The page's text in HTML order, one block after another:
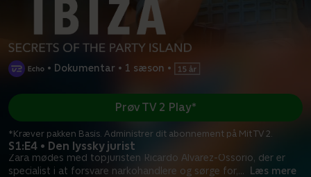
• Dokumentar • 1 sæson •
S1:E4 • Den lyssky jurist
Zara mødes med topjuristen Ricardo Alvarez-Ossorio, der er
specialist i at forsvare narkohandlere og sørge for,... Læs mere
Prøv TV 2 Play*
*Kræver pakken Basis. Administrer dit abonnement på Mit TV 2.